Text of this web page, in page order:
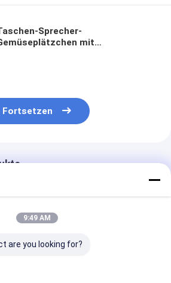
Sprecher-
mit
Fortsetzen
9:49 AM
are you looking for?